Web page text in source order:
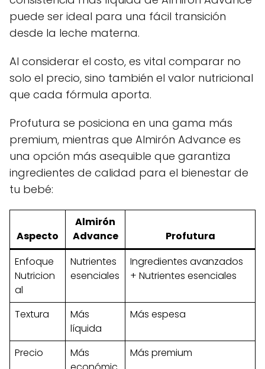
puede ser ideal para una fácil transición
desde la leche materna.
Al considerar el costo, es vital comparar no
solo el precio, sino también el valor nutricional
que cada fórmula aporta.
Profutura se posiciona en una gama más
premium, mientras que Almirón Advance es
una opción más asequible que garantiza
ingredientes de calidad para el bienestar de
tu bebé:
Aspecto
Almirón
Advance
Profutura
Enfoque
Nutricion
al
Nutrientes
esenciales
Ingredientes avanzados
+ Nutrientes esenciales
Textura
Más
líquida
Más espesa
Precio
Más
Más premium